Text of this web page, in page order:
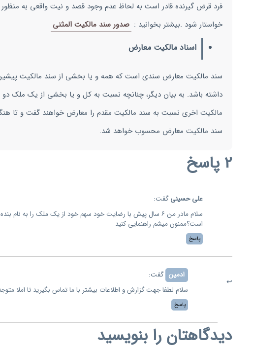
فرد قرض گیرنده قادر است به لحاظ عدم وجود قصد و نیت واقعی به منظور
خواستار شود .بیشتر بخوانید : صدور سند مالکیت المثنی
اسناد مالکیت معارض
سند مالکیت معارض سندی است که همه و یا بخشی از سند مالکیت
داشته باشد. به بیان دیگر، چنانچه نسبت به کل و یا بخشی از یک ملک دو
مالکیت اخری نسبت به سند مالکیت مقدم را معارض خواهند گفت و تا
سند مالکیت معارض محسوب خواهد شد.
2 پاسخ
علی حسینی گفت:
سلام مادر من ۶ سال پیش با رضایت خود سهم خود از یک ملک را به
است؟ممنون میشم راهنمایی کنید
پاسخ
ادمین گفت:
سلام لطفا جهت گزارش و اطلاعات بیشتر با ما تماس بگیرید تا
پاسخ
دیدگاهتان را بنویسید